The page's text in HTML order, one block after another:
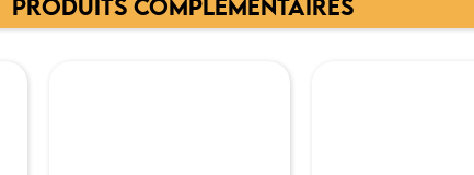
PRODUITS COMPLÉMENTAIRES